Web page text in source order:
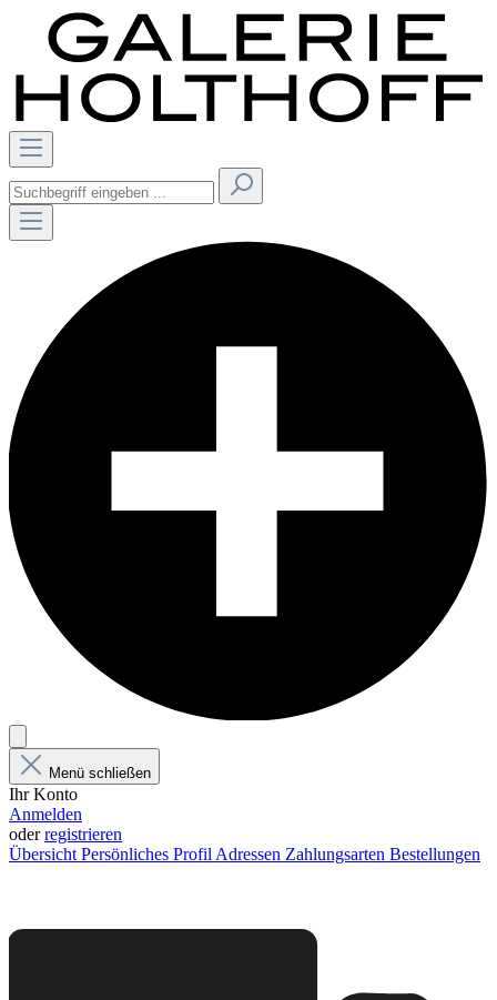
Menü schließen
Ihr Konto
Anmelden
oderregistrieren
Übersicht Persönliches Profil Adressen Zahlungsarten Bestellungen